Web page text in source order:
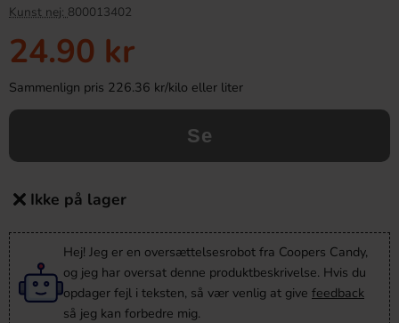
Kunst nej: 800013402
24.90 kr
Sammenlign pris 226.36 kr/kilo eller liter
Se
Ikke på lager
Hej! Jeg er en oversættelsesrobot fra Coopers Candy,
og jeg har oversat denne produktbeskrivelse. Hvis du
opdager fejl i teksten, så vær venlig at give feedback
så jeg kan forbedre mig.